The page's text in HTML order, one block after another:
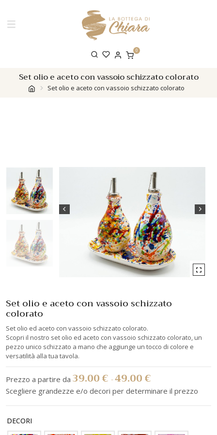
0
Set olio e aceto con vassoio schizzato colorato
Set olio e aceto con vassoio schizzato colorato
Set olio e aceto con vassoio schizzato
colorato
Set olio ed aceto con vassoio schizzato colorato.
Scopri il nostro set olio ed aceto con vassoio schizzato colorato, un
pezzo unico schizzato a mano che aggiunge un tocco di colore e
versatilità alla tua tavola.
39.00€ -49.00€
DECORI